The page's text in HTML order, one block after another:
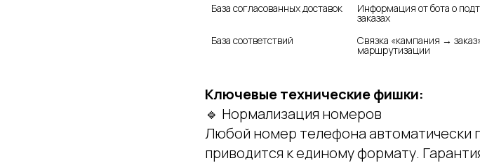
База согласованных доставок
Информация от бота о
заказах
База соответствий
Связка «кампания →
Ключевые технические фишки:
🔹 Нормализация номеров
Любой номер телефона автоматически
приводится к единому формату.